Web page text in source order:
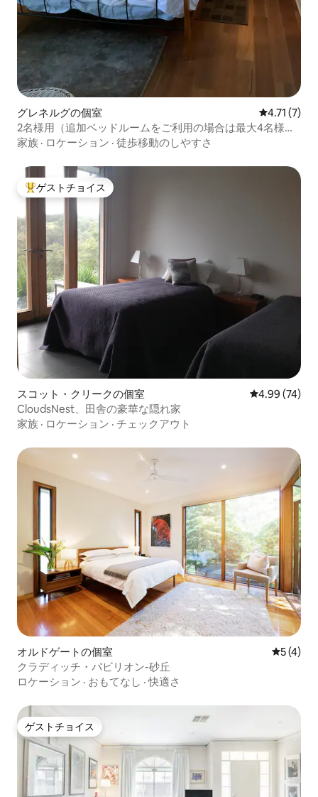
グレネルグの個室 レビュー7
4.71 (7)
2名様用（追加ベッドルームをご利用の場合は最大4名様ま
で）
家族 · ロケーション · 徒歩移動のしやすさ
大好評のゲストチョイスです。
ゲストチョイス
スコット・クリークの個室 レビュー74
4.99 (74)
CloudsNest、田舎の豪華な隠れ家
家族 · ロケーション · チェックアウト
オルドゲートの個室 レビュー
5 (4)
クラディッチ・パビリオン-砂丘
ロケーション · おもてなし ·快適さ
ゲストチョイス
ゲストチョイス